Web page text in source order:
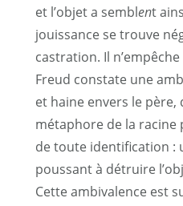
et l’objet a semblent
jouissance se trouve
castration. Il
Freud constate une
et haine envers le père,
métaphore de la racine
de toute identification :
poussant à détruire
Cette ambivalence est